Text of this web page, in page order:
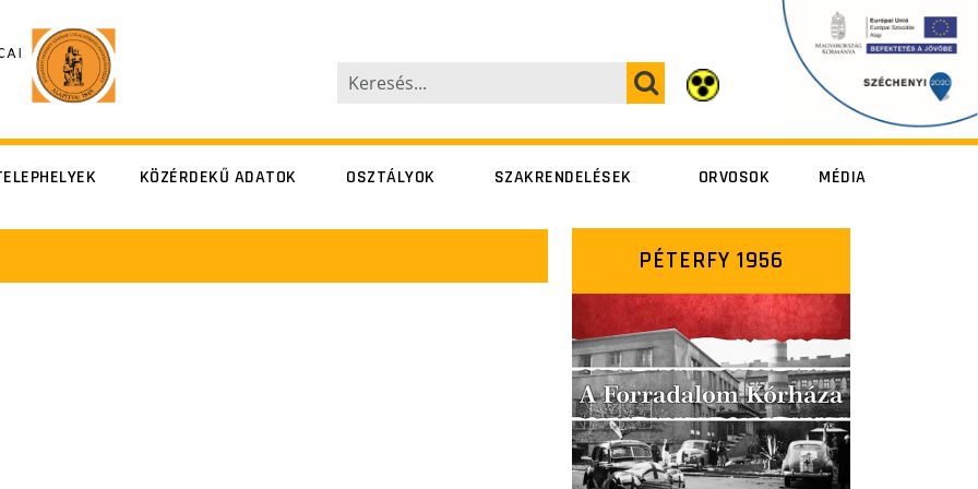
Sándor
KÖZÉRDEKŰ ADATOK OSZTÁLYOK
Péterfy Sándor
SZAKRENDELÉSEK
Péterfy Sándor
Alsó erdősor
utca 7.
Szövetség utca
14-16.
Fresenius Medical
Care (dialízis
ORVOSOK
Péterfy Sándor
utca 8-20.
Alsó erdősor
utca 7.
Szövetség utca
14-16.
MÉDIA
PÉTERFY 1956